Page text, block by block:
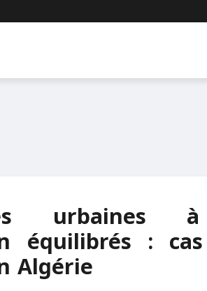
urbaines à
équilibrés :
Algérie